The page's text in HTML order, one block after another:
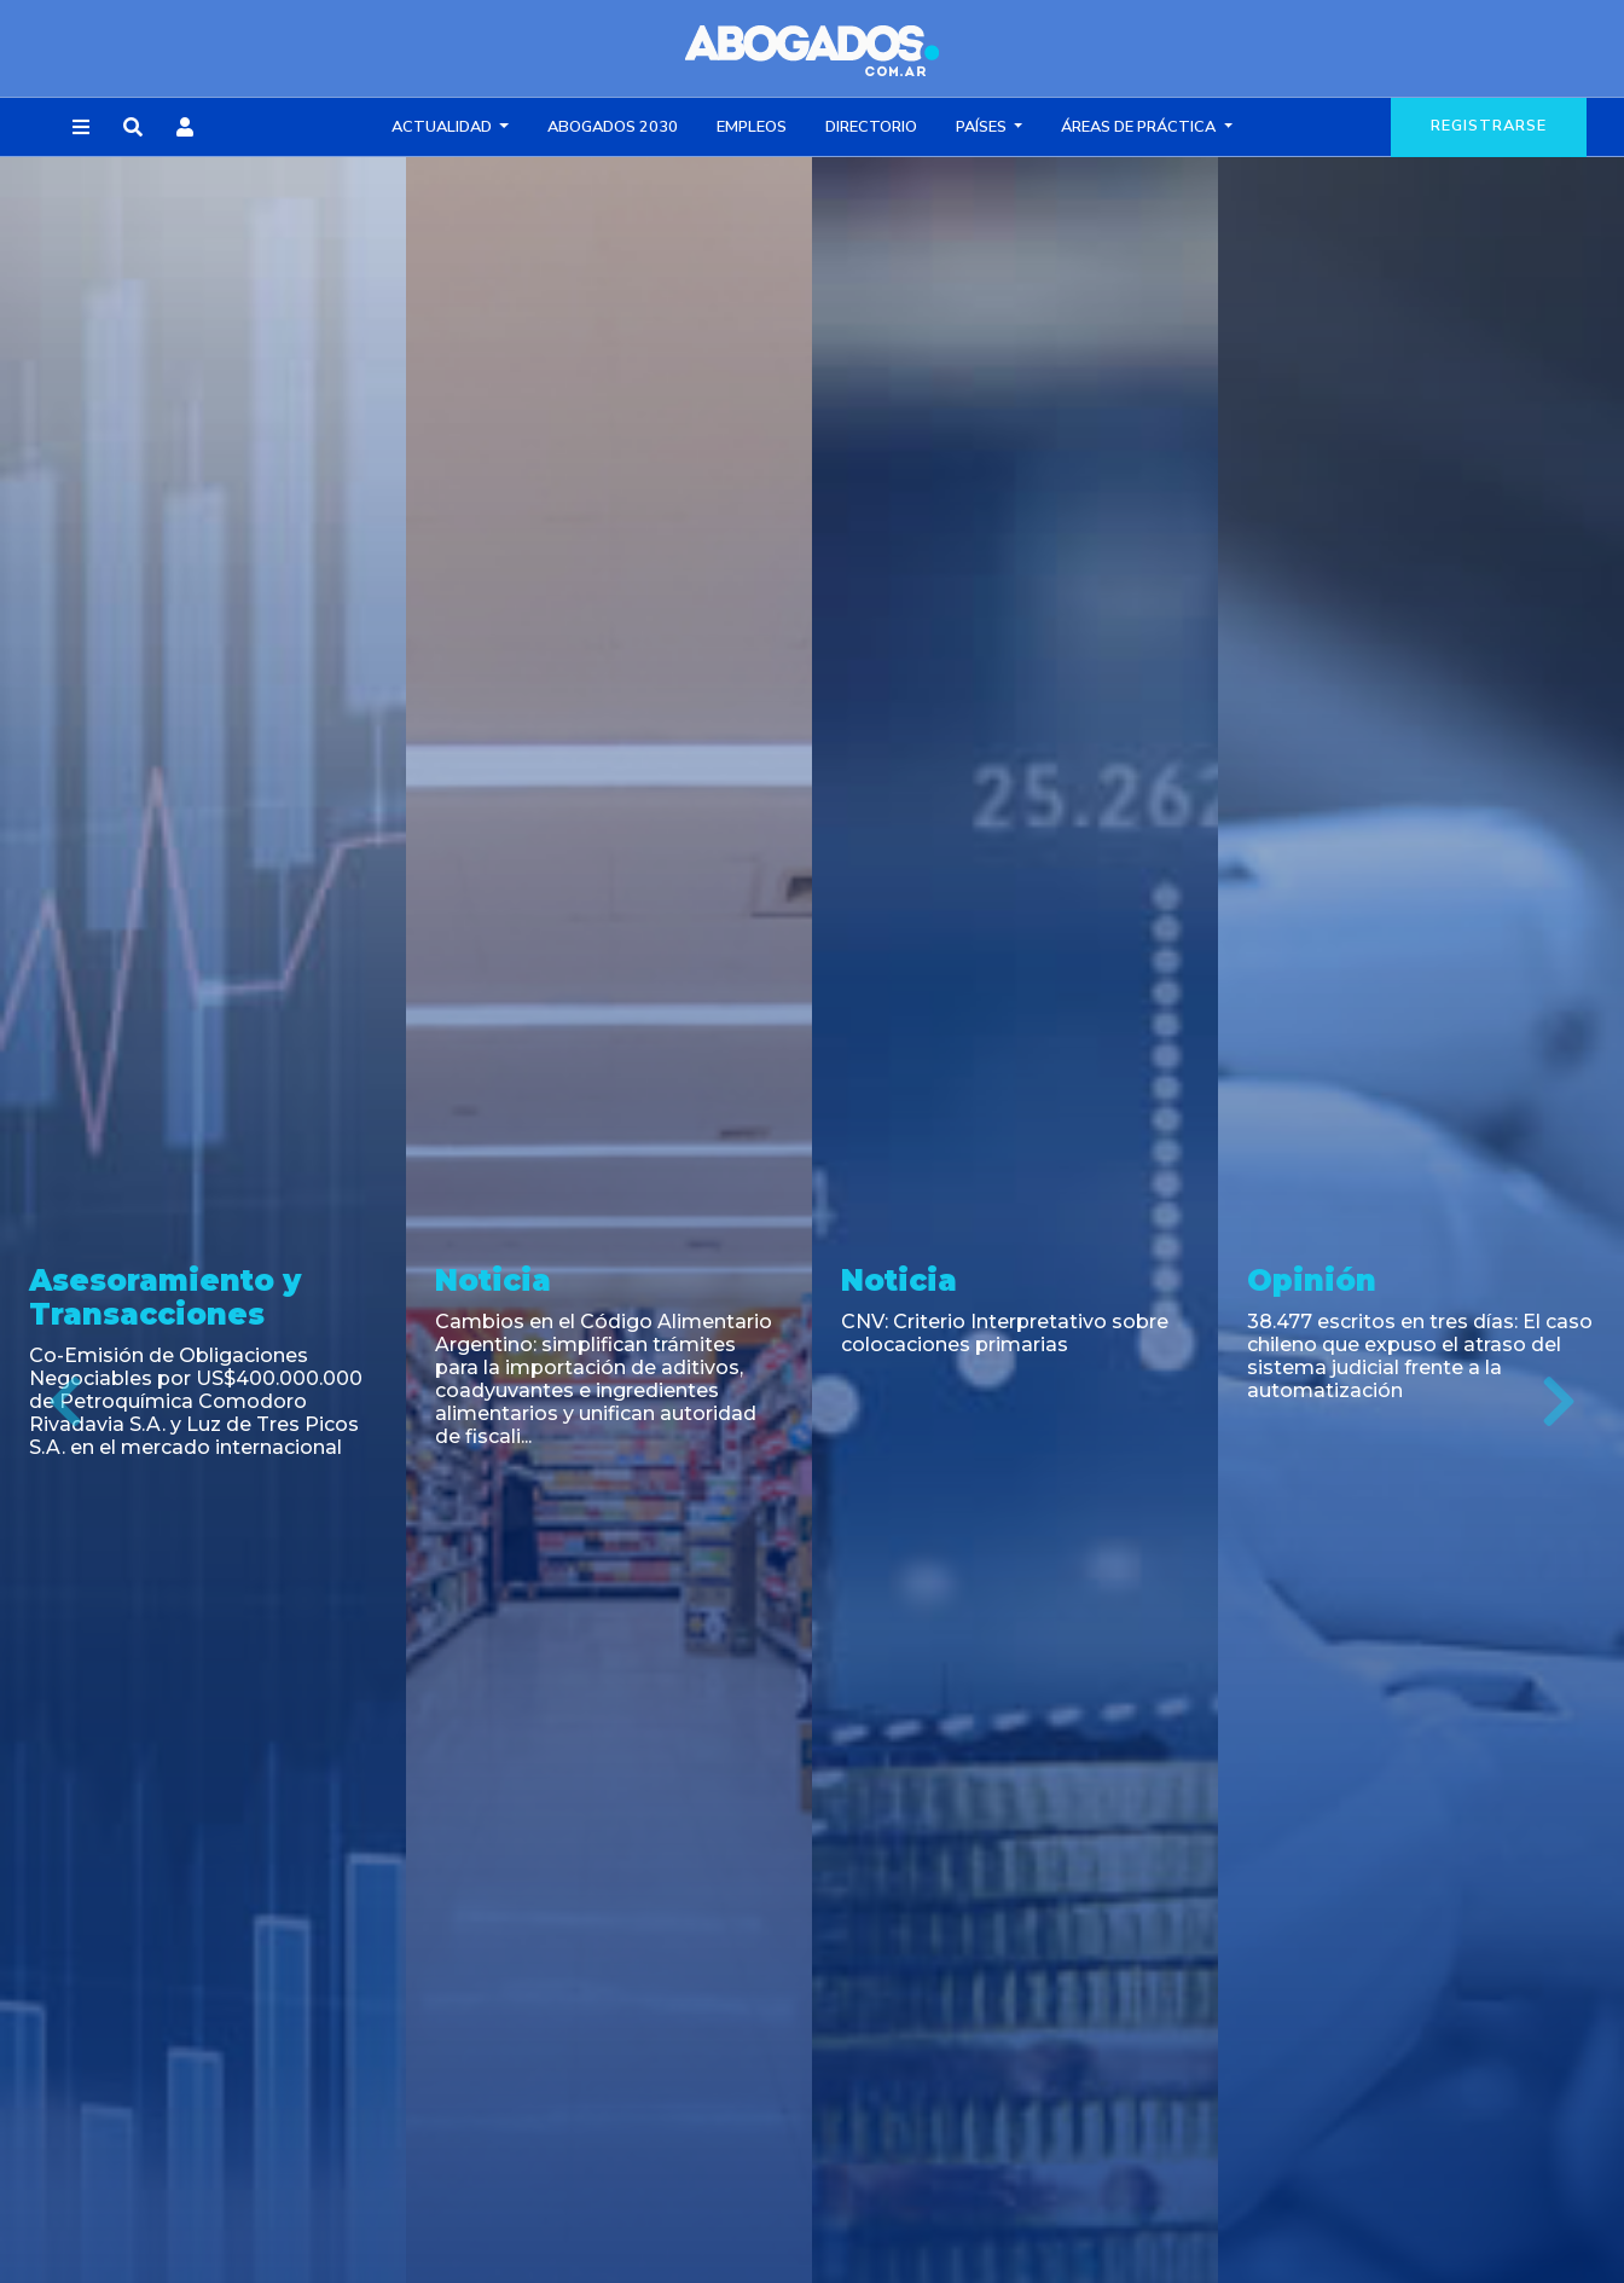
ACTUALIDAD ABOGADOS 2030 EMPLEOS DIRECTORIO PAÍSES ÁREAS DE PRÁCTICA REGISTRARSE
Asesoramiento y
Transacciones
Co-Emisión de Obligaciones
Negociables por US$400.000.000
de Petroquímica Comodoro
Rivadavia S.A. y Luz de Tres Picos
S.A. en el mercado internacional
Noticia
Cambios en el Código Alimentario
Argentino: simplifican trámites
para la importación de aditivos,
coadyuvantes e ingredientes
alimentarios y unifican autoridad
de fiscali...
Noticia
CNV: Criterio Interpretativo sobre
colocaciones primarias
Opinión
38.477 escritos en tres días: El caso
chileno que expuso el atraso del
sistema judicial frente a la
automatización
Previous